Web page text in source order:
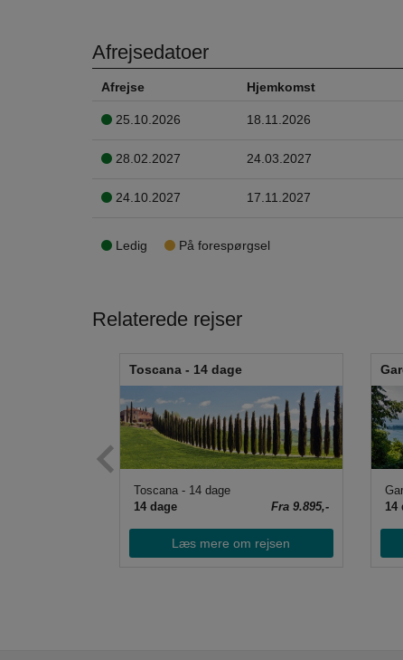
Afrejsedatoer
Afrejse Hjemkomst
25.10.2026 18.11.2026
28.02.2027 24.03.2027
24.10.2027 17.11.2027
Ledig På forespørgsel
Relaterede rejser
Toscana - 14 dage
Toscana - 14 dage
14 dage
Fra 9.895,-
Læs mere om rejsen
14